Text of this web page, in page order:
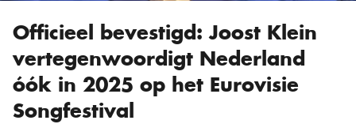
Officieel bevestigd: Joost Klein
vertegenwoordigt Nederland
óók in 2025 op het Eurovisie
Songfestival